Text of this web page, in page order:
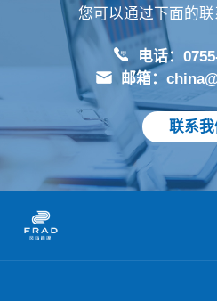
您可以通过下面的联
电话：
邮箱：
联系我